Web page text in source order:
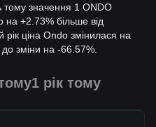
тому значення 1 ONDO
+2.73% більше від
рік ціна Ondo змінилася на
зміни на -66.57%.
1 рік тому